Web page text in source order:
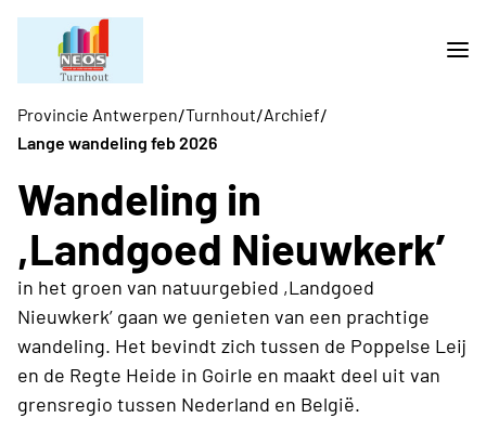
Provincie Antwerpen/Turnhout/Archief/
Lange wandeling feb 2026
Wandeling in
,Landgoed Nieuwkerk’
in het groen van natuurgebied ,Landgoed
Nieuwkerk’ gaan we genieten van een prachtige
wandeling. Het bevindt zich tussen de Poppelse Leij
en de Regte Heide in Goirle en maakt deel uit van
grensregio tussen Nederland en België.